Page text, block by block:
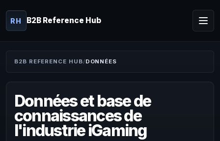
RH B2B Reference Hub
B2B REFERENCE HUB DONNÉES
Données et base de
connaissances de
l'industrie iGaming